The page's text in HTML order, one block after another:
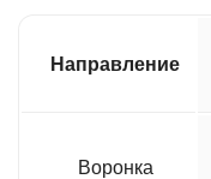
Направление
Воронка